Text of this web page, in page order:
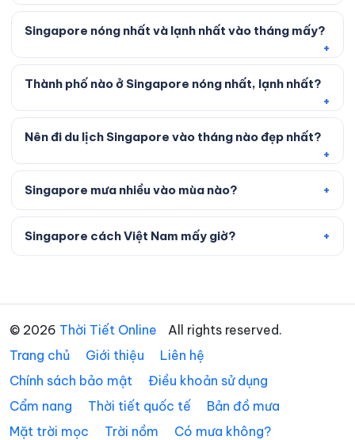
Singapore nóng nhất và lạnh nhất vào tháng mấy?
Thành phố nào ở Singapore nóng nhất, lạnh nhất?
Nên đi du lịch Singapore vào tháng nào đẹp nhất?
Singapore mưa nhiều vào mùa nào?
Singapore cách Việt Nam mấy giờ?
© 2026 Thời Tiết Online
All rights reserved.
Trang chủ
Giới thiệu
Liên hệ
Chính sách bảo mật
Điều khoản sử dụng
Cẩm nang
Thời tiết quốc tế
Bản đồ mưa
Mặt trời mọc
Trời nồm Có mưa không?